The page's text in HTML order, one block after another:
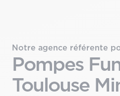
Notre agence référente
Pompes
Toulouse